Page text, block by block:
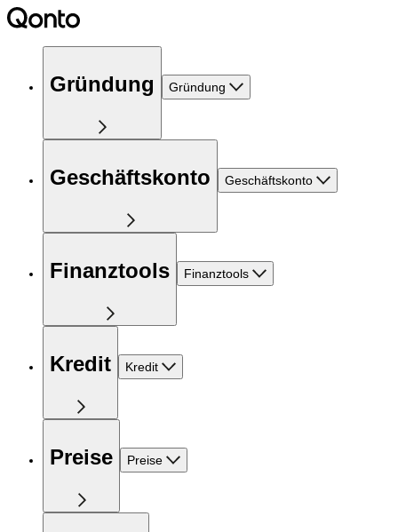
Gründung Gründung
Geschäftskonto Geschäftskonto
Finanztools Finanztools
Kredit Kredit
Preise Preise